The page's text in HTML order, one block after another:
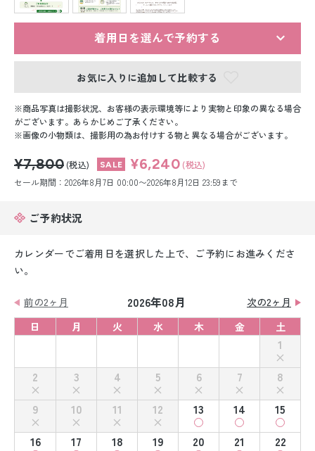
スーツレンタル
色打掛&紋付袴レンタル
白無垢&紋付袴レンタル
小物販売品
着用日を選んで予約する
お気に入りに追加して比較する
商品写真は撮影状況、お客様の表示環境等により実物と印象の異なる場合
がございます。あらかじめご了承ください。
画像の小物類は、撮影用の為お付けする物と異なる場合がございます。
¥7,800 (税込) ¥6,240 (税込)
セール期間：2026年8月7日 00:00〜2026年8月12日 23:59まで
ご予約状況
カレンダーでご着用日を選択した上で、ご予約にお進みくださ
い。
前の2ヶ月 2026年08月
次の2ヶ月
日
月 火 水 木 金 土
1
2
3 4 5 6 7
8
9
10 11 12 13 14
15
16
17 18 19 20 21
22